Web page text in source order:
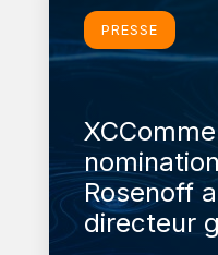
PRESSE
Rosenoff
directeur